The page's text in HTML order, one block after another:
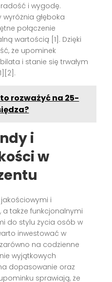
i wygodę.
wyróżnia głęboka
połączenie
wartością [1]. Dzięki
że upominek
i stanie się trwałym
rozważyć na 25-
i
w
i
także funkcjonalnymi
do stylu życia osób w
inwestować w
na codzienne
wyjątkowych
dopasowanie oraz
sprawiają, że